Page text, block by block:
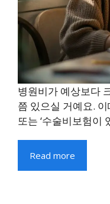
병원비가 예상보다
쯤 있으실 거예요. 이
또는 ‘수술비보험이
Read more